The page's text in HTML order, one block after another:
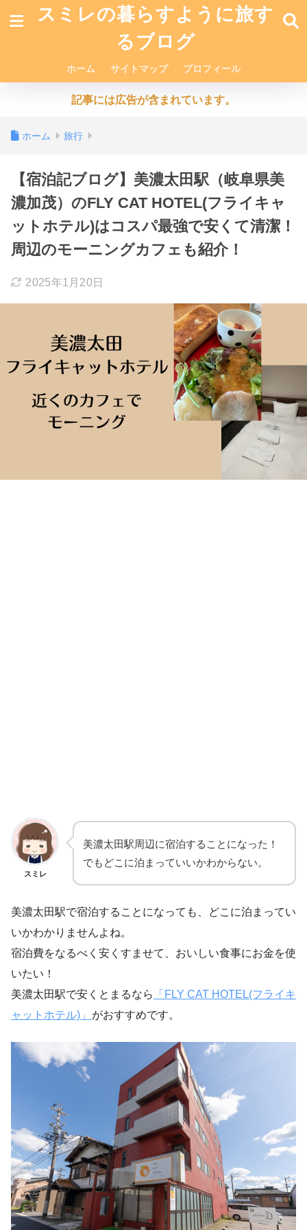
スミレの暮らすように旅す
るブログ
ホーム サイトマップ プロフィール
記事には広告が含まれています。
ホーム 旅行
【宿泊記ブログ】美濃太田駅（岐阜県美
濃加茂）のFLY CAT HOTEL(フライキャ
ットホテル)はコスパ最強で安くて清潔！
周辺のモーニングカフェも紹介！
2025年1月20日
スミレ
美濃太田駅周辺に宿泊することになった！
でもどこに泊まっていいかわからない。
美濃太田駅で宿泊することになっても、どこに泊まってい
いかわかりませんよね。
宿泊費をなるべく安くすませて、おいしい食事にお金を使
いたい！
美濃太田駅で安くとまるなら
「FLY CAT HOTEL(フライキ
ャットホテル)」
がおすすめです。